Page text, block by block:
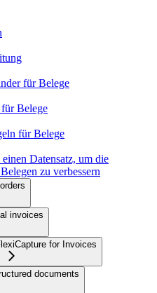
für Belege
Belege
für Belege
Datensatz, um die
zu verbessern
invoices
for Invoices
documents